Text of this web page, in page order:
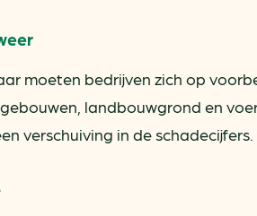
moeten bedrijven zich op
landbouwgrond en
verschuiving in de schadecijfers.